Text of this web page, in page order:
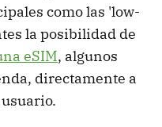
como las 'low-
la posibilidad de
eSIM, algunos
directamente a